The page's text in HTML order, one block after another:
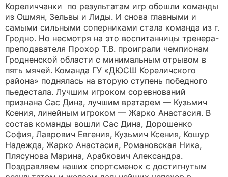
Кореличчанки по результатам игр обошли команды
из Ошмян, Зельвы и Лиды. И снова главными и
самыми сильными соперниками стала команда из г.
Гродно. Но несмотря на это воспитанницы тренера-
преподавателя Прохор Т.В. проиграли чемпионам
Гродненской области с минимальным отрывом в
пять мячей. Команда ГУ «ДЮСШ Кореличского
района» поднялась на вторую ступень победного
пьедестала. Лучшим игроком соревнований
признана Сас Дина, лучшим вратарем — Кузьмич
Ксения, линейным игроком — Жарко Анастасия. В
состав команды вошли Сас Дина, Дорошенко
София, Лаврович Евгения, Кузьмич Ксения, Кошур
Надежда, Жарко Анастасия, Романовская Ника,
Плясунова Марина, Арабкович Александра.
Поздравляем наших спортсменок с достигнутым